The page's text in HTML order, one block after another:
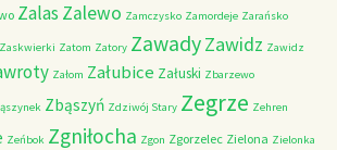
ZalasZalewo Zamczysko Zamordeje Zarańsko
Zaskwierki Zatom Zatory ZawadyZawidz Zawidz
Załom Załubice Załuski Zbarzewo
Zbąszyń Zdziwój Stary Zegrze Zehren
Zeńbok Zgniłocha Zgon Zgorzelec Zielona Zielonka